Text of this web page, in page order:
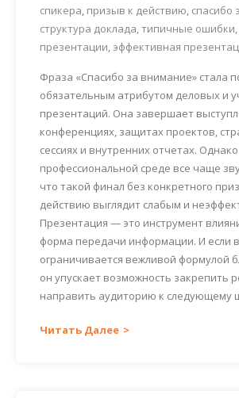
спикера призыв к действию спасибо
структура доклада типичные ошибки
презентации эффективная
Фраза «Спасибо за внимание» стала
обязательным атрибутом деловых и
презентаций. Она завершает
конференциях, защитах проектов,
сессиях и внутренних отчетах.
профессиональной среде все чаще
что такой финал без конкретного
действию выглядит слабым и
Презентация — это инструмент
форма передачи информации. И если
ограничивается вежливой формулой
он упускает возможность закрепить
направить аудиторию к следующему
Читать Далее